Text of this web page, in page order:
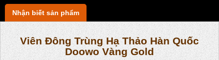
Nhận biết sản phẩm
Viên Đông Trùng Hạ Thảo Hàn Quốc
Doowo Vàng Gold